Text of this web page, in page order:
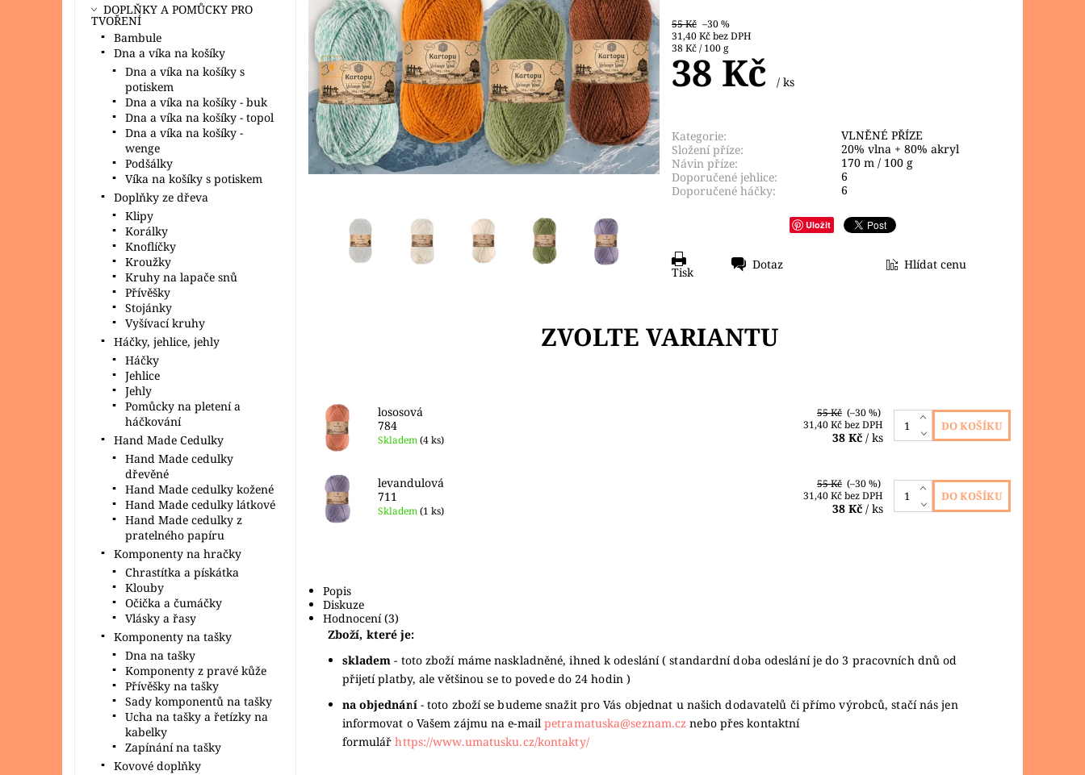
55 Kč –30 %
31,40 Kč bez DPH
38 Kč / 100 g
38 Kč / ks
Kategorie:
VLNĚNÉ PŘÍZE
Složení příze:
20% vlna + 80% akryl
Návin příze:
170 m / 100 g
Doporučené jehlice:
6
Doporučené háčky:
6
Uložit
Tisk
Dotaz Hlídat cenu
ZVOLTE VARIANTU
lososová
784
Skladem(4 ks)
55 Kč (–30 %)
31,40 Kč bez DPH
38 Kč / ks
levandulová
711
Skladem(1 ks)
55 Kč (–30 %)
31,40 Kč bez DPH
38 Kč / ks
Popis
Diskuze
Hodnocení (3)
Zboží, které je:
skladem - toto zboží máme naskladněné, ihned k odeslání ( standardní doba odeslání je do 3 pracovních dnů od
přijetí platby, ale většinou se to povede do 24 hodin )
na objednání - toto zboží se budeme snažit pro Vás objednat u našich dodavatelů či přímo výrobců, stačí nás jen
informovat o Vašem zájmu na e-mail petramatuska@seznam.cz nebo přes kontaktní
formulářhttps://www.umatusku.cz/kontakty/
DOPLŇKY A POMŮCKY PRO
TVOŘENÍ
Bambule
Dna a víka na košíky
Dna a víka na košíky s
potiskem
Dna a víka na košíky - buk
Dna a víka na košíky - topol
Dna a víka na košíky -
wenge
Podšálky
Víka na košíky s potiskem
Doplňky ze dřeva
Klipy
Korálky
Knoflíčky
Kroužky
Kruhy na lapače snů
Přívěšky
Stojánky
Vyšívací kruhy
Háčky, jehlice, jehly
Háčky
Jehlice
Jehly
Pomůcky na pletení a
háčkování
Hand Made Cedulky
Hand Made cedulky
dřevěné
Hand Made cedulky kožené
Hand Made cedulky látkové
Hand Made cedulky z
pratelného papíru
Komponenty na hračky
Chrastítka a pískátka
Klouby
Očička a čumáčky
Vlásky a řasy
Komponenty na tašky
Dna na tašky
Komponenty z pravé kůže
Přívěšky na tašky
Sady komponentů na tašky
Ucha na tašky a řetízky na
kabelky
Zapínání na tašky
Kovové doplňky